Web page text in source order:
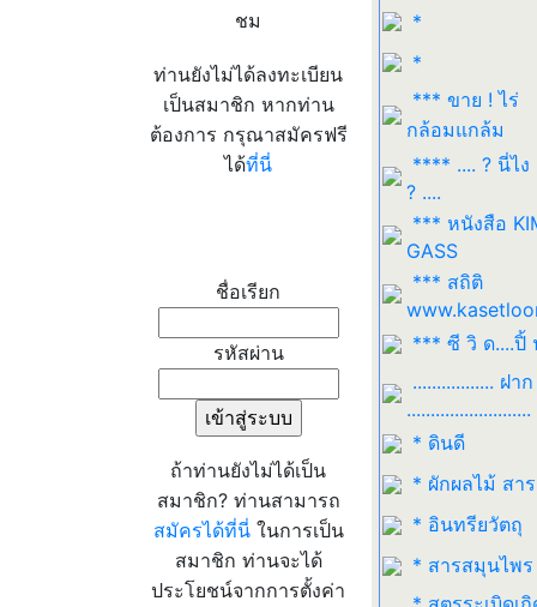
ชม
ท่านยังไม่ได้ลงทะเบียน
เป็นสมาชิก หากท่าน
ต้องการ กรุณาสมัครฟรี
ได้ที่นี่
ชื่อเรียก
รหัสผ่าน
ถ้าท่านยังไม่ได้เป็น
สมาชิก? ท่านสามารถ
สมัครได้ที่นี่ในการเป็น
สมาชิก ท่านจะได้
ประโยชน์จากการตั้งค่า
*
*
*** ขาย ! ไร่
กล้อมแกล้ม
**** .... ? นี่ไง
? ....
*** หนังสือ
GASS
*** สถิติ
*** ซี วิ ด....ปิ้
................. ฝาก
..........................
* ดินดี
* ผักผลไม้ สา
* อินทรียวัตถุ
* สารสมุนไพร